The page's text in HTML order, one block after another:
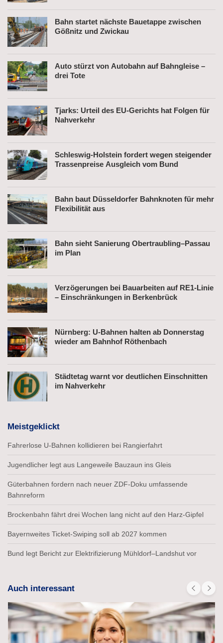
Bahn startet nächste Bauetappe zwischen
Gößnitz und Zwickau
Auto stürzt von Autobahn auf Bahngleise –
drei Tote
Tjarks: Urteil des EU-Gerichts hat Folgen für
Nahverkehr
Schleswig-Holstein fordert wegen steigender
Trassenpreise Ausgleich vom Bund
Bahn baut Düsseldorfer Bahnknoten für mehr
Flexibilität aus
Bahn sieht Sanierung Obertraubling–Passau
im Plan
Verzögerungen bei Bauarbeiten auf RE1-Linie
– Einschränkungen in Berkenbrück
Nürnberg: U-Bahnen halten ab Donnerstag
wieder am Bahnhof Röthenbach
Städtetag warnt vor deutlichen Einschnitten
im Nahverkehr
Meistgeklickt
Fahrerlose U-Bahnen kollidieren bei Rangierfahrt
Jugendlicher legt aus Langeweile Bauzaun ins Gleis
Güterbahnen fordern nach neuer ZDF-Doku umfassende
Bahnreform
Brockenbahn fährt drei Wochen lang nicht auf den Harz-Gipfel
Bayernweites Ticket-Swiping soll ab 2027 kommen
Bund legt Bericht zur Elektrifizierung Mühldorf–Landshut vor
Auch interessant